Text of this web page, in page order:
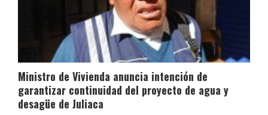
Ministro de Vivienda anuncia intención de
garantizar continuidad del proyecto de agua y
desagüe de Juliaca